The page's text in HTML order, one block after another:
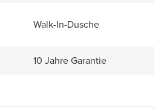
Walk-In-Dusche
10 Jahre Garantie